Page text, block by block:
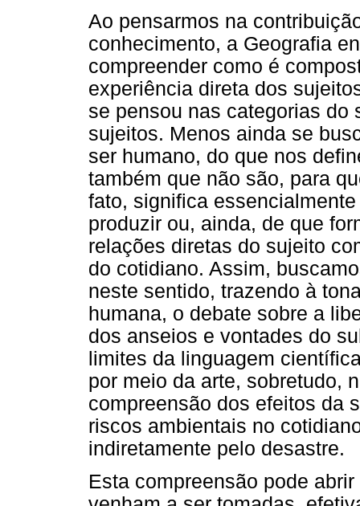
Ao pensarmos na
conhecimento, a Geografia
compreender como é
experiência direta dos
se pensou nas categorias do
sujeitos. Menos ainda se
ser humano, do que nos
também que não são, para
fato, significa
produzir ou, ainda, de que
relações diretas do sujeito
do cotidiano. Assim,
neste sentido, trazendo à
humana, o debate sobre a
dos anseios e vontades do
limites da linguagem
por meio da arte, sobretudo,
compreensão dos efeitos da
riscos ambientais no
indiretamente pelo desastre.
Esta compreensão pode